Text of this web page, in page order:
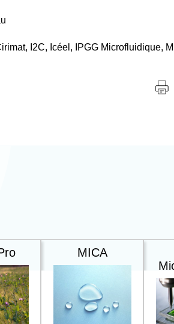
I2C, Icéel, IPGG Microfluidique,
MICA